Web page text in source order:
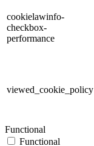
cookielawinfo-
checkbox-
performance
viewed_cookie_policy
Functional
Functional